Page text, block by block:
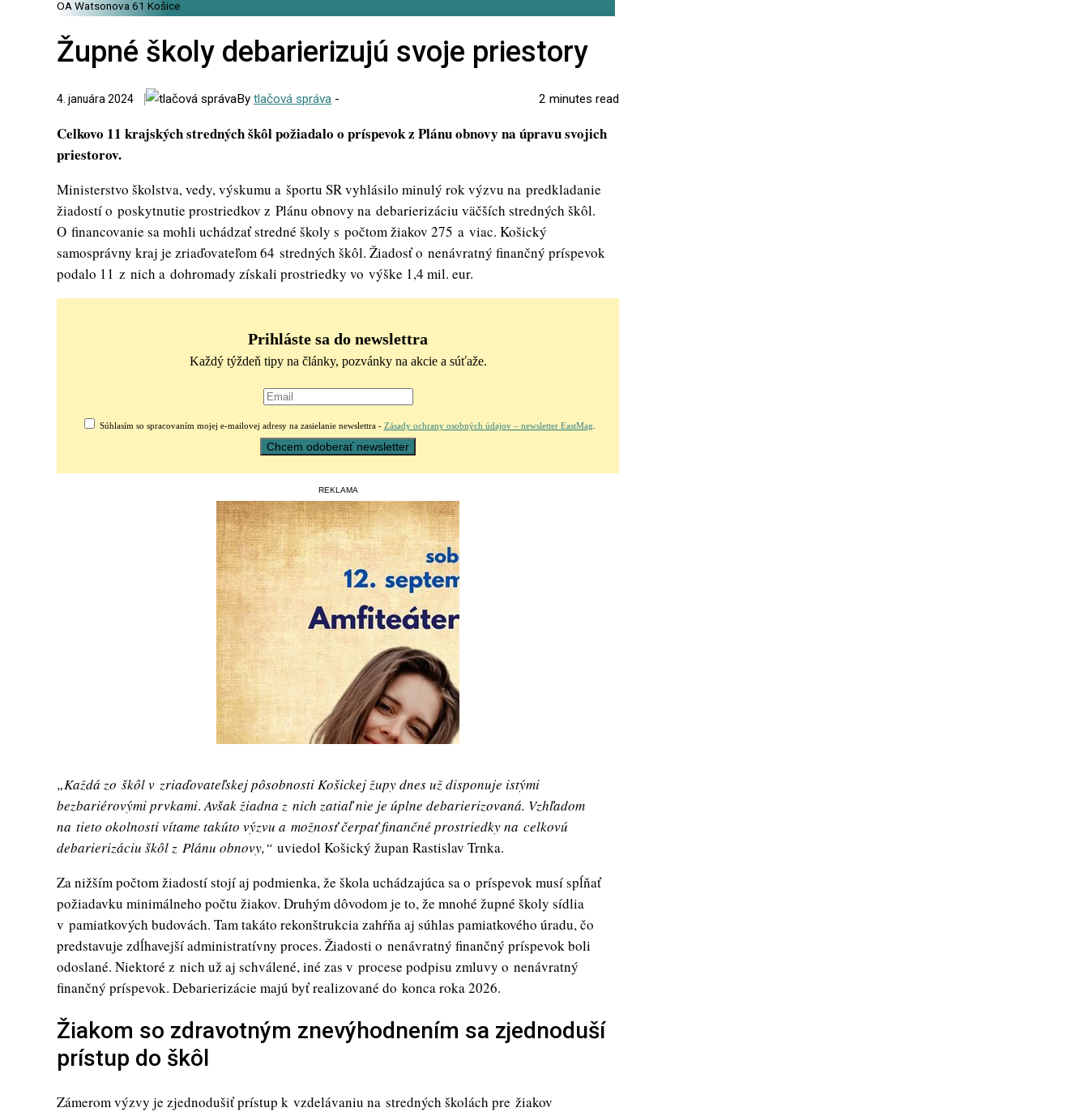
OA Watsonova 61 Košice
Župné školy debarierizujú svoje priestory
4. januára 2024 By tlačová správa - 2 minutes read
Celkovo 11 krajských stredných škôl požiadalo o príspevok z Plánu obnovy na úpravu svojich
priestorov.
Ministerstvo školstva, vedy, výskumu a športu SR vyhlásilo minulý rok výzvu na predkladanie
žiadostí o poskytnutie prostriedkov z Plánu obnovy na debarierizáciu väčších stredných škôl.
O financovanie sa mohli uchádzať stredné školy s počtom žiakov 275 a viac. Košický
samosprávny kraj je zriaďovateľom 64 stredných škôl. Žiadosť o nenávratný finančný príspevok
podalo 11 z nich a dohromady získali prostriedky vo výške 1,4 mil. eur.
Prihláste sa do newslettra
Každý týždeň tipy na články, pozvánky na akcie a súťaže.
Súhlasím so spracovaním mojej e-mailovej adresy na zasielanie newslettra - Zásady ochrany osobných údajov – newsletter EastMag
REKLAMA
„Každá zo škôl v zriaďovateľskej pôsobnosti Košickej župy dnes už disponuje istými
bezbariérovými prvkami.Avšak žiadna z nich zatiaľ nie je úplne debarierizovaná. Vzhľadom
na tieto okolnosti vítame takúto výzvu a možnosť čerpať finančné prostriedky na celkovú
debarierizáciu škôl z Plánu obnovy,“ uviedol Košický župan Rastislav Trnka.
Za nižším počtom žiadostí stojí aj podmienka, že škola uchádzajúca sa o príspevok musí spĺňať
požiadavku minimálneho počtu žiakov. Druhým dôvodom je to, že mnohé župné školy sídlia
v pamiatkových budovách. Tam takáto rekonštrukcia zahŕňa aj súhlas pamiatkového úradu, čo
predstavuje zdĺhavejší administratívny proces. Žiadosti o nenávratný finančný príspevok boli
odoslané. Niektoré z nich už aj schválené, iné zas v procese podpisu zmluvy o nenávratný
finančný príspevok. Debarierizácie majú byť realizované do konca roka 2026.
Žiakom so zdravotným znevýhodnením sa zjednoduší
prístup do škôl
Zámerom výzvy je zjednodušiť prístup k vzdelávaniu na stredných školách pre žiakov